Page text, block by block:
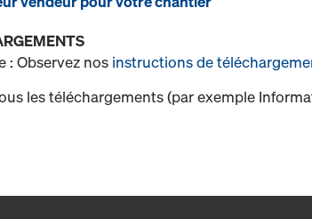
: Observez nos instructions de
les téléchargements (par exemple